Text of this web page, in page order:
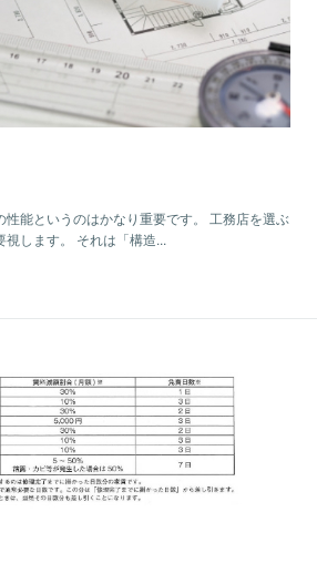
能というのはかなり重要です。 工務店を選ぶ
します。 それは「構造...